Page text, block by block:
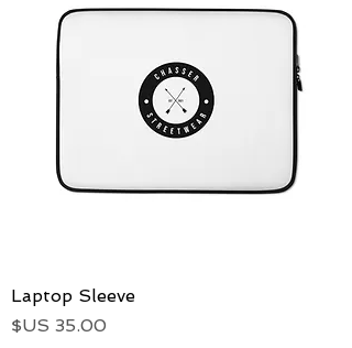
Laptop Sleeve
السعر